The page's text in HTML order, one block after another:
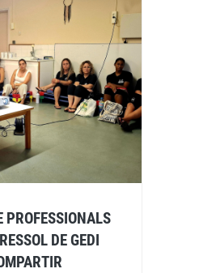
PROFESSIONALS
DE GEDI